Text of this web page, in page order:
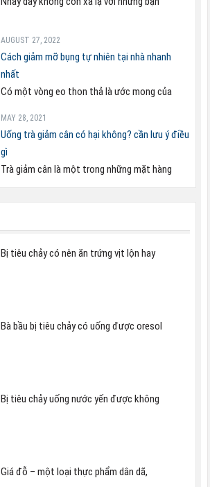
AUGUST 27, 2022
Cách giảm mỡ bụng tự nhiên tại nhà nhanh
nhất
Có một vòng eo thon thả là ước mong của
MAY 28, 2021
Uống trà giảm cân có hại không? cần lưu ý điều
gì
Trà giảm cân là một trong những mặt hàng
Bị tiêu chảy có nên ăn trứng vịt lộn hay
Bà bầu bị tiêu chảy có uống được oresol
Bị tiêu chảy uống nước yến được không
Giá đỗ – một loại thực phẩm dân dã,